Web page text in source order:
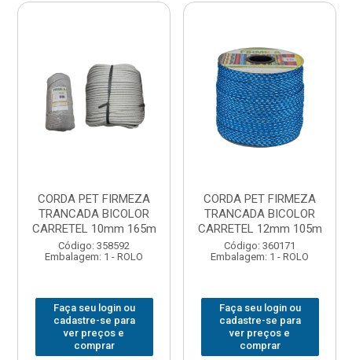
CORDA PET FIRMEZA
TRANCADA BICOLOR
CARRETEL 10mm 165m
Código: 358592
Embalagem: 1 - ROLO
Faça seu login ou
cadastre-se para
ver preços e
comprar
CORDA PET FIRMEZA
TRANCADA BICOLOR
CARRETEL 12mm 105m
Código: 360171
Embalagem: 1 - ROLO
Faça seu login ou
cadastre-se para
ver preços e
comprar